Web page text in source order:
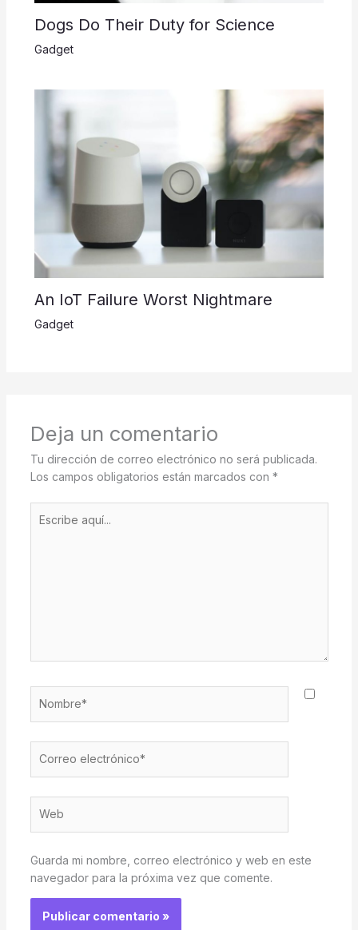
Dogs Do Their Duty for Science
Gadget
An IoT Failure Worst Nightmare
Gadget
Deja un comentario
Tu dirección de correo electrónico no será publicada.
Los campos obligatorios están marcados con *
aquí...
electrónico*
Guarda mi nombre, correo electrónico y web en este
navegador para la próxima vez que comente.